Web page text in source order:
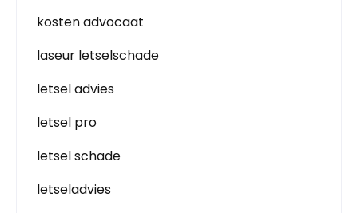
kosten advocaat
laseur letselschade
letsel advies
letsel pro
letsel schade
letseladvies